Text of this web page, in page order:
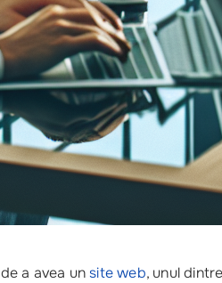
a avea unsite web, unul